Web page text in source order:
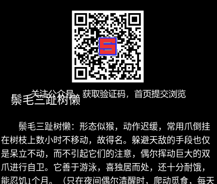
鬃毛三趾树懒
鬃毛三趾树懒：形态似猴，动作迟缓，常用爪倒挂
在树枝上数小时不移动，故得名。躲避天敌的手段也仅
是呆立不动，而不引起它们的注意，偶尔挥动巨大的双
爪进行自卫。它善于游泳，喜独居而处，还十分耐饿，
能忍饥1个月。（只在夜间偶尔清醒时，爬动觅食，每天